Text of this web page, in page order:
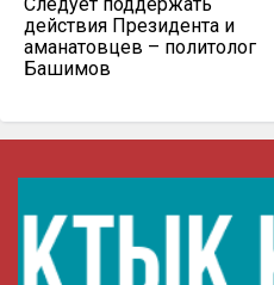
Следует поддержать
действия Президента и
аманатовцев – политолог
Башимов